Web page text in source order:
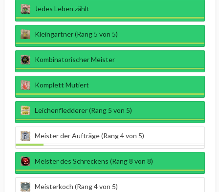
Jedes Leben zählt
Kleingärtner (Rang 5 von 5)
Kombinatorischer Meister
Komplett Mutiert
Leichenfledderer (Rang 5 von 5)
Meister der Aufträge (Rang 4 von 5)
Meister des Schreckens (Rang 8 von 8)
Meisterkoch (Rang 4 von 5)